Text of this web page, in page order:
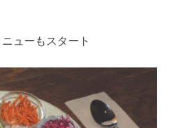
ューもスタート